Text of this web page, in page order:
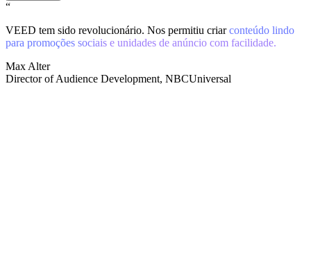
“
VEED tem sido revolucionário. Nos permitiu criarconteúdo lindo
para promoções sociais e unidades de anúncio com facilidade.
Max Alter
Director of Audience Development, NBCUniversal